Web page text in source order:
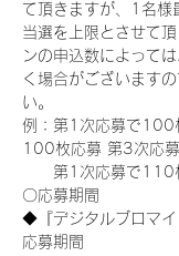
て頂きますが、1名
当選を上限とさせて
ンの申込数によって
く場合がございます
い。
例：第1次応募で100
100枚応募 第3次応
第1次応募で110
〇応募期間
◆『デジタルブロマ
応募期間